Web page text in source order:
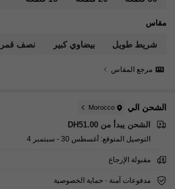
مقاس
شريط طويل بيضاوي كبير نصف قمر
مرجع المقاس
الشحن الي Morocco
الشحن يبدأ من DH51.00
التوصيل المتوقع: أغسطس 30 - سبتمبر 4
مقبولة الإرجاع
مدفوعات آمنة · حماية الخصوصية